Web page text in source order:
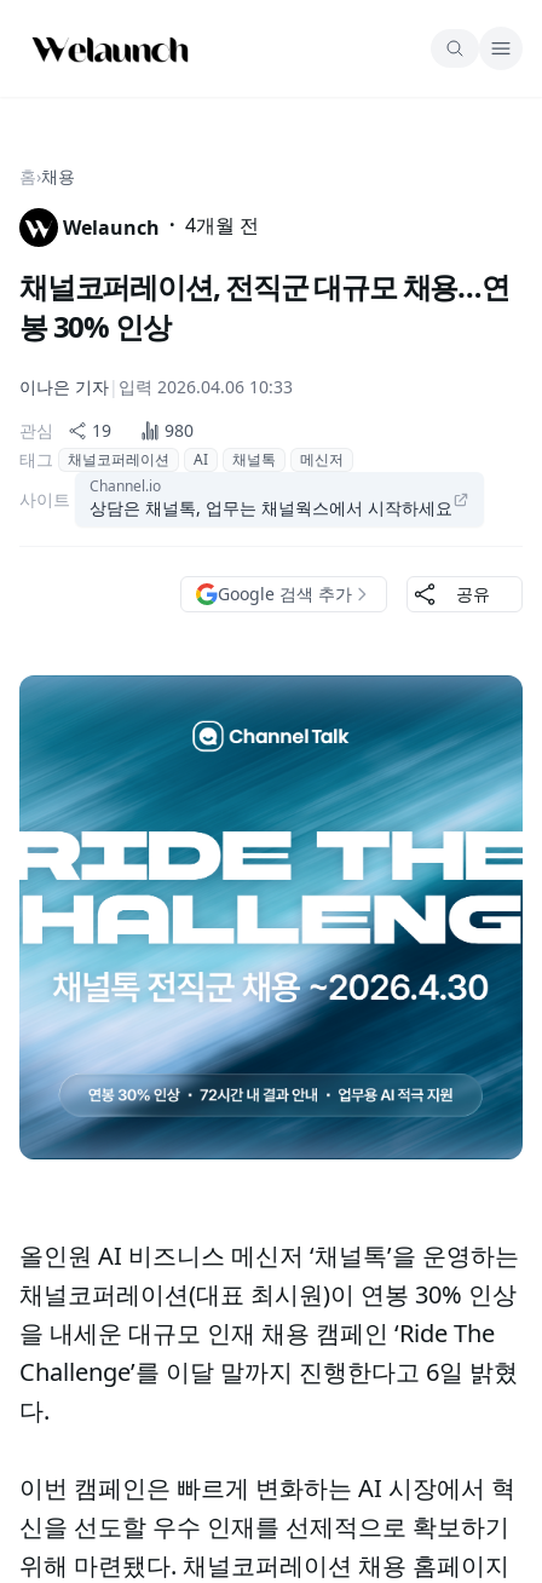
홈›채용
Welaunch · 4개월 전
채널코퍼레이션, 전직군 대규모 채용…연
봉 30% 인상
이나은 기자| 입력 2026.04.06 10:33
관심
19
980
태그
채널코퍼레이션 AI 채널톡 메신저
사이트
Channel.io
상담은 채널톡, 업무는 채널웍스에서 시작하세요
Google 검색 추가 공유
올인원 AI 비즈니스 메신저 ‘채널톡’을 운영하는
채널코퍼레이션(대표 최시원)이 연봉 30% 인상
을 내세운 대규모 인재 채용 캠페인 ‘Ride The
Challenge’를 이달 말까지 진행한다고 6일 밝혔
다.
이번 캠페인은 빠르게 변화하는 AI 시장에서 혁
신을 선도할 우수 인재를 선제적으로 확보하기
위해 마련됐다. 채널코퍼레이션 채용 홈페이지